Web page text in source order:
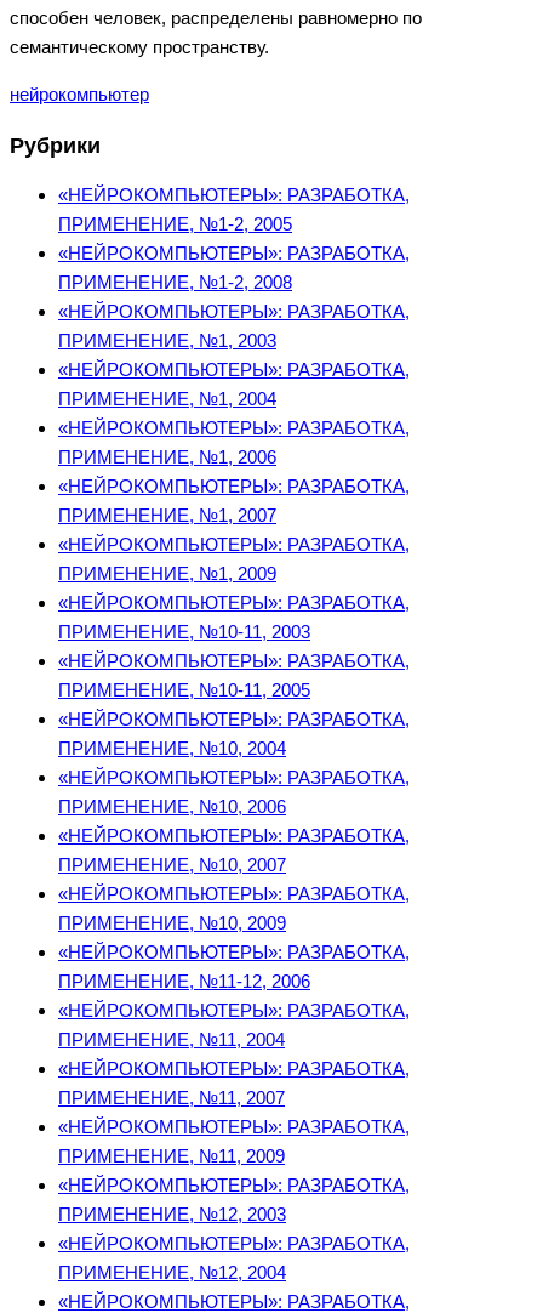
способен человек, распределены равномерно по
семантическому пространству.
нейрокомпьютер
Рубрики
«НЕЙРОКОМПЬЮТЕРЫ»: РАЗРАБОТКА,
ПРИМЕНЕНИЕ, №1-2, 2005
«НЕЙРОКОМПЬЮТЕРЫ»: РАЗРАБОТКА,
ПРИМЕНЕНИЕ, №1-2, 2008
«НЕЙРОКОМПЬЮТЕРЫ»: РАЗРАБОТКА,
ПРИМЕНЕНИЕ, №1, 2003
«НЕЙРОКОМПЬЮТЕРЫ»: РАЗРАБОТКА,
ПРИМЕНЕНИЕ, №1, 2004
«НЕЙРОКОМПЬЮТЕРЫ»: РАЗРАБОТКА,
ПРИМЕНЕНИЕ, №1, 2006
«НЕЙРОКОМПЬЮТЕРЫ»: РАЗРАБОТКА,
ПРИМЕНЕНИЕ, №1, 2007
«НЕЙРОКОМПЬЮТЕРЫ»: РАЗРАБОТКА,
ПРИМЕНЕНИЕ, №1, 2009
«НЕЙРОКОМПЬЮТЕРЫ»: РАЗРАБОТКА,
ПРИМЕНЕНИЕ, №10-11, 2003
«НЕЙРОКОМПЬЮТЕРЫ»: РАЗРАБОТКА,
ПРИМЕНЕНИЕ, №10-11, 2005
«НЕЙРОКОМПЬЮТЕРЫ»: РАЗРАБОТКА,
ПРИМЕНЕНИЕ, №10, 2004
«НЕЙРОКОМПЬЮТЕРЫ»: РАЗРАБОТКА,
ПРИМЕНЕНИЕ, №10, 2006
«НЕЙРОКОМПЬЮТЕРЫ»: РАЗРАБОТКА,
ПРИМЕНЕНИЕ, №10, 2007
«НЕЙРОКОМПЬЮТЕРЫ»: РАЗРАБОТКА,
ПРИМЕНЕНИЕ, №10, 2009
«НЕЙРОКОМПЬЮТЕРЫ»: РАЗРАБОТКА,
ПРИМЕНЕНИЕ, №11-12, 2006
«НЕЙРОКОМПЬЮТЕРЫ»: РАЗРАБОТКА,
ПРИМЕНЕНИЕ, №11, 2004
«НЕЙРОКОМПЬЮТЕРЫ»: РАЗРАБОТКА,
ПРИМЕНЕНИЕ, №11, 2007
«НЕЙРОКОМПЬЮТЕРЫ»: РАЗРАБОТКА,
ПРИМЕНЕНИЕ, №11, 2009
«НЕЙРОКОМПЬЮТЕРЫ»: РАЗРАБОТКА,
ПРИМЕНЕНИЕ, №12, 2003
«НЕЙРОКОМПЬЮТЕРЫ»: РАЗРАБОТКА,
ПРИМЕНЕНИЕ, №12, 2004
«НЕЙРОКОМПЬЮТЕРЫ»: РАЗРАБОТКА,